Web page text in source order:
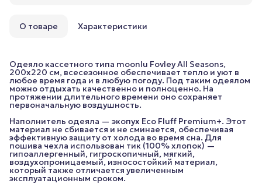
О товаре Характеристики
Одеяло кассетного типа moonlu Fovley All Seasons,
200x220 см, всесезонное обеспечивает тепло и уют в
любое время года и в любую погоду. Под таким одеялом
можно отдыхать качественно и полноценно. На
протяжении длительного времени оно сохраняет
первоначальную воздушность.
Наполнитель одеяла — экопух Eco Fluff Premium+. Этот
материал не сбивается и не сминается, обеспечивая
эффективную защиту от холода во время сна. Для
пошива чехла использован тик (100% хлопок) —
гипоаллергенный, гигроскопичный, мягкий,
воздухопроницаемый, износостойкий материал,
который также отличается увеличенным
эксплуатационным сроком.